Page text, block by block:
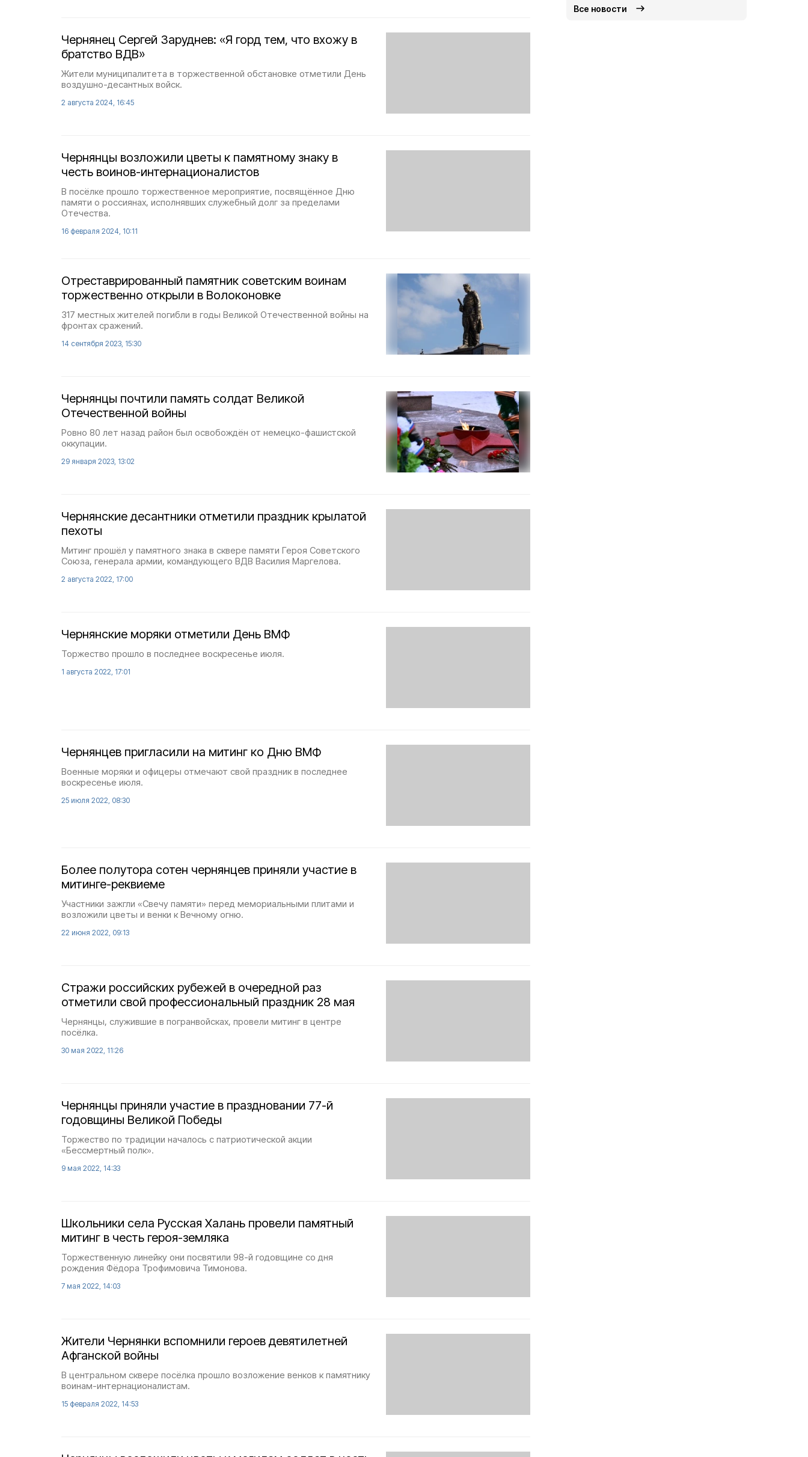
Чернянец Сергей Заруднев: «Я горд тем, что вхожу в
братство ВДВ»
Жители муниципалитета в торжественной обстановке отметили День
воздушно-десантных войск.
2 августа 2024, 16:45
Чернянцы возложили цветы к памятному знаку в
честь воинов-интернационалистов
В посёлке прошло торжественное мероприятие, посвящённое Дню
памяти о россиянах, исполнявших служебный долг за пределами
Отечества.
16 февраля 2024, 10:11
Отреставрированный памятник советским воинам
торжественно открыли в Волоконовке
317 местных жителей погибли в годы Великой Отечественной войны на
фронтах сражений.
14 сентября 2023, 15:30
Чернянцы почтили память солдат Великой
Отечественной войны
Ровно 80 лет назад район был освобождён от немецко-фашистской
оккупации.
29 января 2023, 13:02
Чернянские десантники отметили праздник крылатой
пехоты
Митинг прошёл у памятного знака в сквере памяти Героя Советского
Союза, генерала армии, командующего ВДВ Василия Маргелова.
2 августа 2022, 17:00
Чернянские моряки отметили День ВМФ
Торжество прошло в последнее воскресенье июля.
1 августа 2022, 17:01
Чернянцев пригласили на митинг ко Дню ВМФ
Военные моряки и офицеры отмечают свой праздник в последнее
воскресенье июля.
25 июля 2022, 08:30
Более полутора сотен чернянцев приняли участие в
митинге-реквиеме
Участники зажгли «Свечу памяти» перед мемориальными плитами и
возложили цветы и венки к Вечному огню.
22 июня 2022, 09:13
Стражи российских рубежей в очередной раз
отметили свой профессиональный праздник 28 мая
Чернянцы, служившие в погранвойсках, провели митинг в центре
посёлка.
30 мая 2022, 11:26
Чернянцы приняли участие в праздновании 77-й
годовщины Великой Победы
Торжество по традиции началось с патриотической акции
«Бессмертный полк».
9 мая 2022, 14:33
Школьники села Русская Халань провели памятный
митинг в честь героя-земляка
Торжественную линейку они посвятили 98-й годовщине со дня
рождения Фёдора Трофимовича Тимонова.
7 мая 2022, 14:03
Жители Чернянки вспомнили героев девятилетней
Афганской войны
В центральном сквере посёлка прошло возложение венков к памятнику
воинам-интернационалистам.
15 февраля 2022, 14:53
Все новости